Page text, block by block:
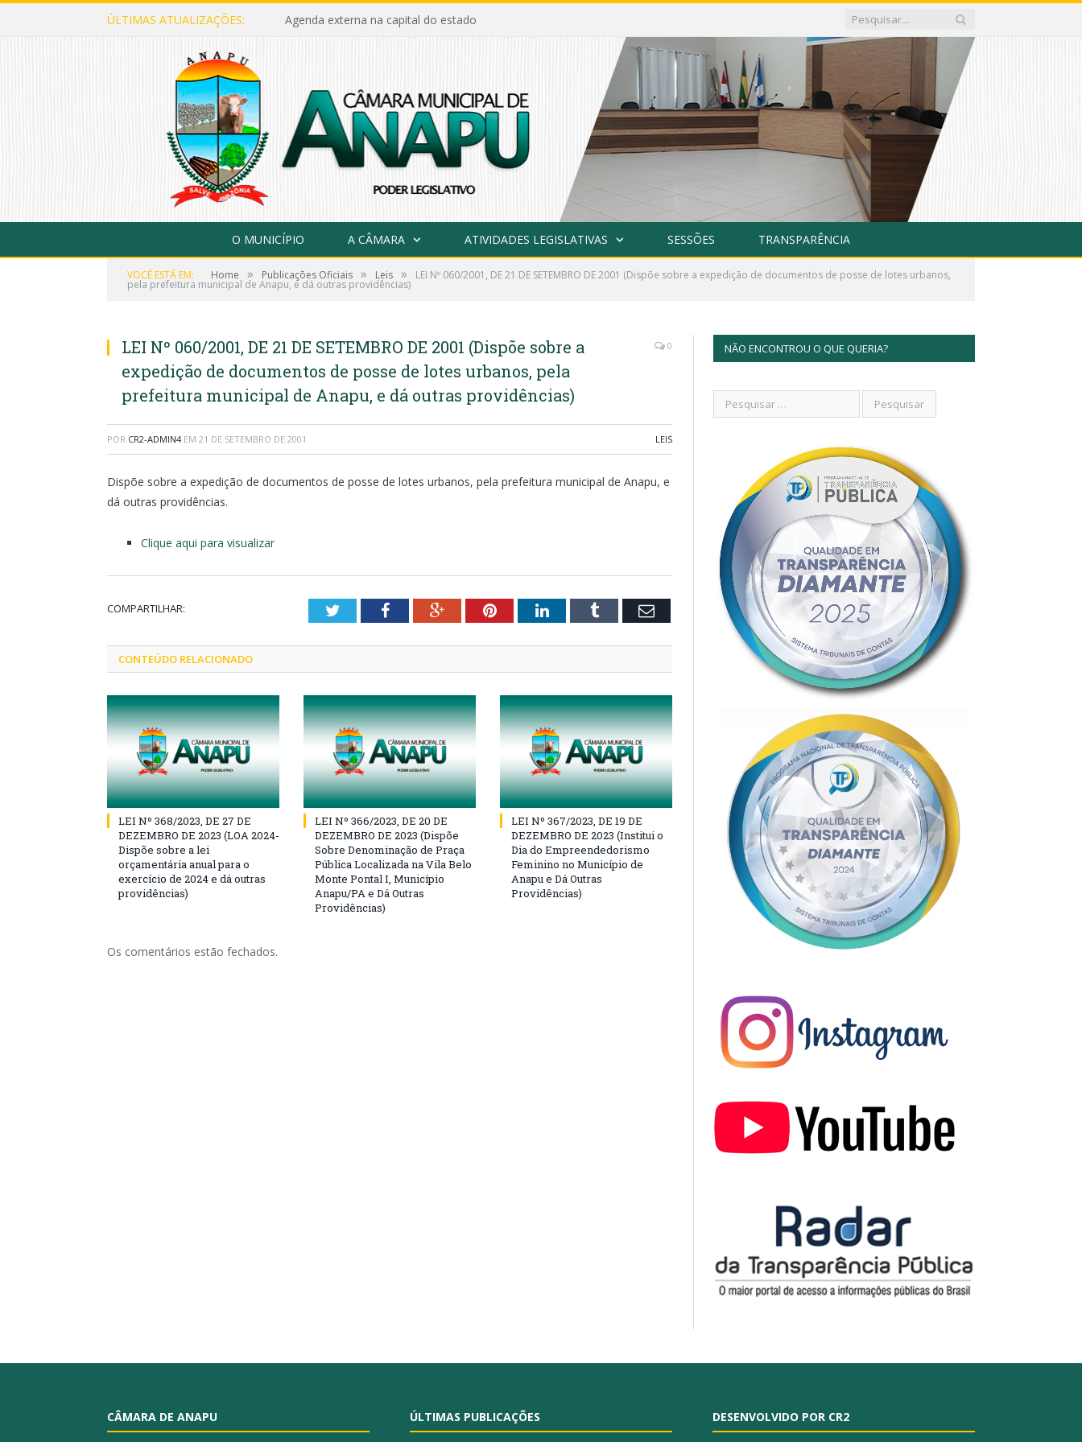
ÚLTIMAS ATUALIZAÇÕES: Agenda externa na capital do estado
O MUNICÍPIO A CÂMARA ATIVIDADES LEGISLATIVAS SESSÕES TRANSPARÊNCIA
VOCÊ ESTÁ EM: Home » Publicações Oficiais » Leis » LEI Nº 060/2001, DE 21 DE SETEMBRO DE 2001 (Dispõe sobre a expedição de documentos de posse de lotes urbanos,
pela prefeitura municipal de Anapu, e dá outras providências)
LEI Nº 060/2001, DE 21 DE SETEMBRO DE 2001 (Dispõe sobre a
expedição de documentos de posse de lotes urbanos, pela
prefeitura municipal de Anapu, e dá outras providências)
0
POR CR2-ADMIN4 EM 21 DE SETEMBRO DE 2001 LEIS
Dispõe sobre a expedição de documentos de posse de lotes urbanos, pela prefeitura municipal de Anapu, e
dá outras providências.
Clique aqui para visualizar
COMPARTILHAR: TwitterFacebookGoogle+PinterestLinkedInTumblr Email
CONTEÚDO RELACIONADO
LEI Nº 368/2023, DE 27 DE
DEZEMBRO DE 2023 (LOA 2024-
Dispõe sobre a lei
orçamentária anual para o
exercício de 2024 e dá outras
providências)
LEI Nº 366/2023, DE 20 DE
DEZEMBRO DE 2023 (Dispõe
Sobre Denominação de Praça
Pública Localizada na Vila Belo
Monte Pontal I, Município
Anapu/PA e Dá Outras
Providências)
LEI Nº 367/2023, DE 19 DE
DEZEMBRO DE 2023 (Institui o
Dia do Empreendedorismo
Feminino no Município de
Anapu e Dá Outras
Providências)
Os comentários estão fechados.
NÃO ENCONTROU O QUE QUERIA?
CÂMARA DE ANAPU ÚLTIMAS PUBLICAÇÕES DESENVOLVIDO POR CR2